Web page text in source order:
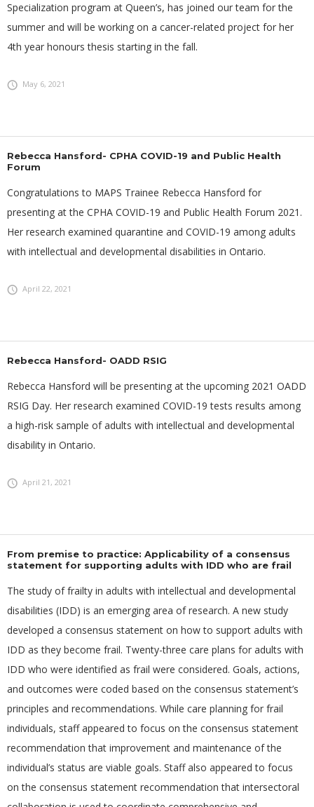
Specialization program at Queen’s, has joined our team for the
summer and will be working on a cancer-related project for her
4th year honours thesis starting in the fall.
May 6, 2021
Rebecca Hansford- CPHA COVID-19 and Public Health
Forum
Congratulations to MAPS Trainee Rebecca Hansford for
presenting at the CPHA COVID-19 and Public Health Forum 2021.
Her research examined quarantine and COVID-19 among adults
with intellectual and developmental disabilities in Ontario.
April 22, 2021
Rebecca Hansford- OADD RSIG
Rebecca Hansford will be presenting at the upcoming 2021 OADD
RSIG Day. Her research examined COVID-19 tests results among
a high-risk sample of adults with intellectual and developmental
disability in Ontario.
April 21, 2021
From premise to practice: Applicability of a consensus
statement for supporting adults with IDD who are frail
The study of frailty in adults with intellectual and developmental
disabilities (IDD) is an emerging area of research. A new study
developed a consensus statement on how to support adults with
IDD as they become frail. Twenty-three care plans for adults with
IDD who were identified as frail were considered. Goals, actions,
and outcomes were coded based on the consensus statement’s
principles and recommendations. While care planning for frail
individuals, staff appeared to focus on the consensus statement
recommendation that improvement and maintenance of the
individual’s status are viable goals. Staff also appeared to focus
on the consensus statement recommendation that intersectoral